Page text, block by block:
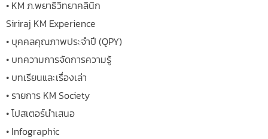
• KM ภ.พยาธิวิทยาคลินิก
Siriraj KM Experience
• บุคคลคุณภาพประจำปี (QPY)
• บทความการจัดการความรู้
• บทเรียนและเรื่องเล่า
• รายการ KM Society
• โปสเตอร์นำเสนอ
• Infographic